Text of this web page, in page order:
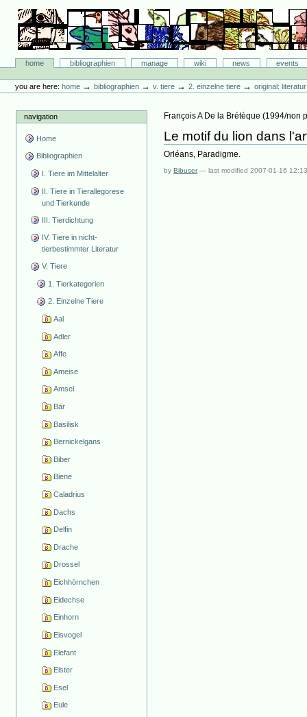
content.
navigation
Bibliographie-Portal
Sectionshome bibliographien manage wiki news
events
tools
you are here: home →bibliographien →v. tiere →2. einzelne tiere →original:
navigation
Home
Bibliographien
I. Tiere im Mittelalter
II. Tiere in Tierallegorese
und Tierkunde
III. Tierdichtung
IV. Tiere in nicht-
tierbestimmter Literatur
V. Tiere
1. Tierkategorien
2. Einzelne Tiere
Aal
Adler
Affe
Ameise
Amsel
Bär
Basilisk
Bernickelgans
Biber
Biene
Caladrius
Dachs
Delfin
Drache
Drossel
Eichhörnchen
Eidechse
Einhorn
Eisvogel
Elefant
Elster
Esel
Eule
François A De la Brétèque (1994/non
Le motif du lion dans
Orléans, Paradigme.
byBibuser —last modified2007-01-16